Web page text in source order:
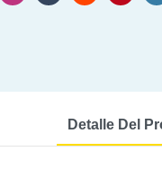
Detalle Del